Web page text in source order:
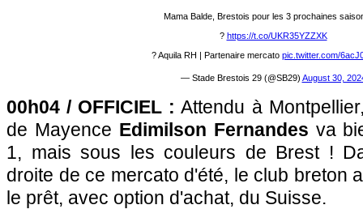
Mama Balde, Brestois pour les 3 prochaines
? https://t.co/UKR35YZZXK
? Aquila RH | Partenaire mercato pic.twitter.com/
— Stade Brestois 29 (@SB29) August 30,
00h04 / OFFICIEL : Attendu à
de Mayence Edimilson Fernandes va
1, mais sous les couleurs de Brest !
droite de ce mercato d'été, le club breton
le prêt, avec option d'achat, du Suisse.